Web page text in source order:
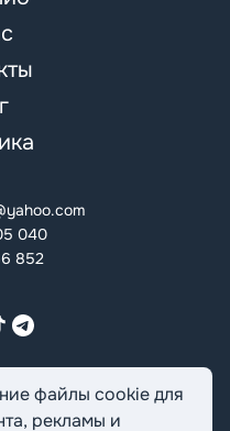
040
852
РУССКИЙ
файлы cookie для
рекламы и